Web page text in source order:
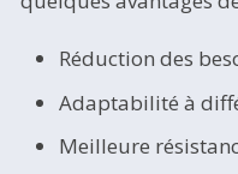
Réduction des
Adaptabilité à
Meilleure